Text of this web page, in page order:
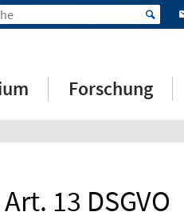
Forschung
13 DSGVO